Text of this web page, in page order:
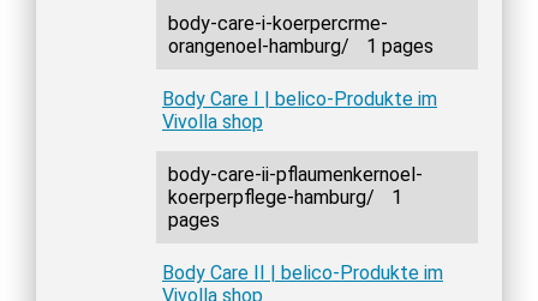
body-care-i-koerpercrme-
orangenoel-hamburg/
1 pages
Body Care I | belico-Produkte im
Vivolla shop
body-care-ii-pflaumenkernoel-
koerperpflege-hamburg/
1
pages
Body Care II | belico-Produkte im
Vivolla shop